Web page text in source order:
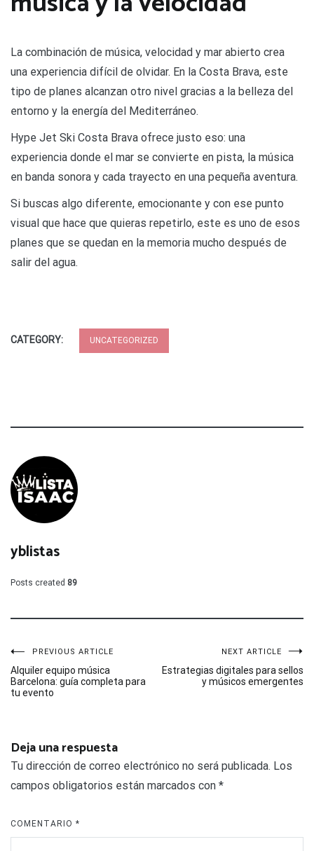
La combinación de música, velocidad y mar abierto crea
una experiencia difícil de olvidar. En la Costa Brava, este
tipo de planes alcanzan otro nivel gracias a la belleza del
entorno y la energía del Mediterráneo.
Hype Jet Ski Costa Brava ofrece justo eso: una
experiencia donde el mar se convierte en pista, la música
en banda sonora y cada trayecto en una pequeña aventura.
Si buscas algo diferente, emocionante y con ese punto
visual que hace que quieras repetirlo, este es uno de esos
planes que se quedan en la memoria mucho después de
salir del agua.
CATEGORY: UNCATEGORIZED
yblistas
Posts created 89
Navegación
de
entradas
PREVIOUS ARTICLE
Alquiler equipo música
Barcelona: guía completa para
tu evento
NEXT ARTICLE
Estrategias digitales para sellos
y músicos emergentes
Deja una respuesta
Tu dirección de correo electrónico no será publicada. Los
campos obligatorios están marcados con *
COMENTARIO *